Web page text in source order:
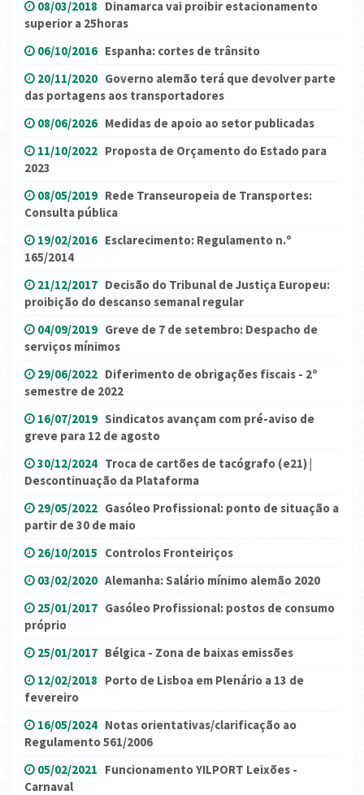
08/03/2018 Dinamarca vai proibir estacionamento
superior a 25horas
06/10/2016 Espanha: cortes de trânsito
20/11/2020 Governo alemão terá que devolver parte
das portagens aos transportadores
08/06/2026 Medidas de apoio ao setor publicadas
11/10/2022 Proposta de Orçamento do Estado para
2023
08/05/2019 Rede Transeuropeia de Transportes:
Consulta pública
19/02/2016 Esclarecimento: Regulamento n.º
165/2014
21/12/2017 Decisão do Tribunal de Justiça Europeu:
proibição do descanso semanal regular
04/09/2019 Greve de 7 de setembro: Despacho de
serviços mínimos
29/06/2022 Diferimento de obrigações fiscais - 2º
semestre de 2022
16/07/2019 Sindicatos avançam com pré-aviso de
greve para 12 de agosto
30/12/2024 Troca de cartões de tacógrafo (e21) |
Descontinuação da Plataforma
29/05/2022 Gasóleo Profissional: ponto de situação a
partir de 30 de maio
26/10/2015 Controlos Fronteiriços
03/02/2020 Alemanha: Salário mínimo alemão 2020
25/01/2017 Gasóleo Profissional: postos de consumo
próprio
25/01/2017 Bélgica - Zona de baixas emissões
12/02/2018 Porto de Lisboa em Plenário a 13 de
fevereiro
16/05/2024 Notas orientativas/clarificação ao
Regulamento 561/2006
05/02/2021 Funcionamento YILPORT Leixões -
Carnaval